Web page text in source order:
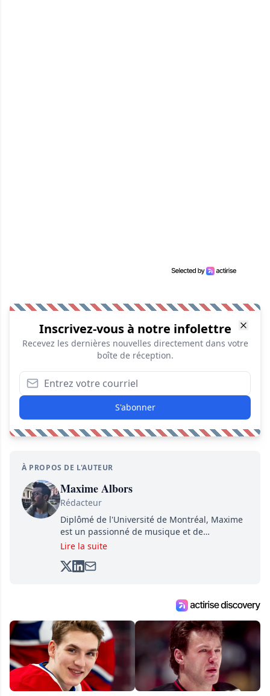
Inscrivez-vous à notre infolettre
Recevez les dernières nouvelles directement dans votre
boîte de réception.
S'abonner
À PROPOS DE L'AUTEUR
Maxime Albors
Rédacteur
Diplômé de l'Université de Montréal, Maxime
est un passionné de musique et de
basketball. Il suit de très près l'actualité pour
et divertissant.
Lire la suite